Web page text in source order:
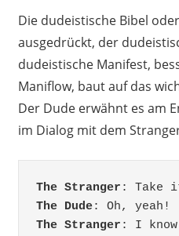
Die dudeistische Bibel
ausgedrückt, der
dudeistische Manifest,
Maniflow, baut auf das
Der Dude erwähnt es am
im Dialog mit dem
The Stranger
The Dude
The Stranger